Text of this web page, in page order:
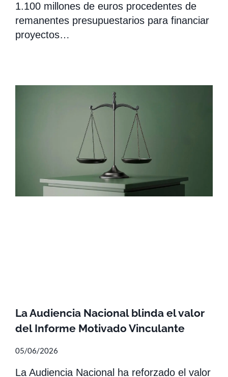
1.100 millones de euros procedentes de
remanentes presupuestarios para financiar
proyectos…
La Audiencia Nacional blinda el valor
del Informe Motivado Vinculante
05/06/2026
La Audiencia Nacional ha reforzado el valor